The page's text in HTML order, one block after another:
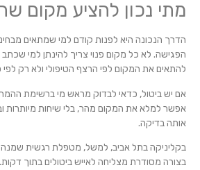
מתי נכון להציע מקום
הדרך הנכונה היא לפנות קודם למי שמתאים
הפגישה. לא כל מקום פנוי צריך להינתן למי
להתאים את המקום לפי הרצף הטיפולי ולא רק לפי
אם יש ביטול, כדאי לבדוק מראש מי ברשימת
אפשר למלא את המקום מהר, בלי שיחות מיותרות
אותה בדיקה.
בקליניקה בתל אביב, למשל, מטפלת רגשית
בצורה מסודרת מצליחה לאייש ביטולים בתוך